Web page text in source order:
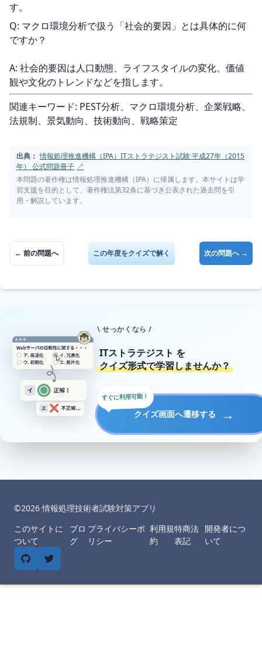
す。
Q: マクロ環境分析で扱う「社会的要因」とは具体的に何
ですか？
A: 社会的要因は人口動態、ライフスタイルの変化、価値
観や文化のトレンドなどを指します。
関連キーワード: PEST分析、マクロ環境分析、企業戦略、
法規制、景気動向、技術動向、戦略策定
出典： 情報処理推進機構（IPA）ITストラテジスト試験 平成27年（2015
年） 公式問題冊子 ↗
本問題の著作権は情報処理推進機構（IPA）に帰属します。本サイトは学
習支援を目的として、著作権法第32条に基づき公表された過去問を引
用・解説しています。
← 前の問題へ この年度をクイズで解く 次の問題へ →
\ せっかくなら /
ITストラテジスト を
クイズ形式で学習しませんか？
クイズ画面へ遷移する →
すぐに利用可能！
©︎2026情報処理技術者試験対策アプリ
このサイトに
ついて
ブロ
グ
プライバシーポ
リシー
利用規
約
特商法
表記
開発者につ
いて